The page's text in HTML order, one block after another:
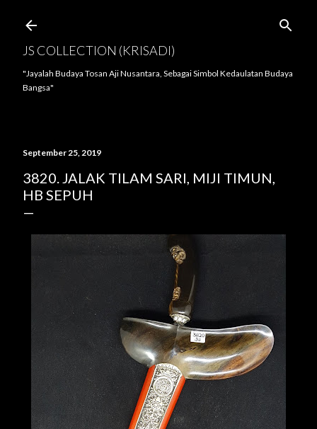
JS COLLECTION (KRISADI)
"Jayalah Budaya Tosan Aji Nusantara, Sebagai Simbol Kedaulatan Budaya
Bangsa"
September 25, 2019
3820. JALAK TILAM SARI, MIJI TIMUN,
HB SEPUH